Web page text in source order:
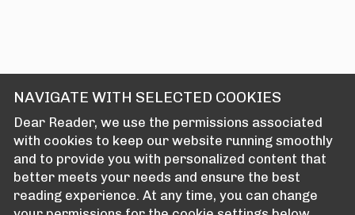
NAVIGATE WITH SELECTED COOKIES
Dear Reader, we use the permissions associated
with cookies to keep our website running smoothly
and to provide you with personalized content that
better meets your needs and ensure the best
reading experience. At any time, you can change